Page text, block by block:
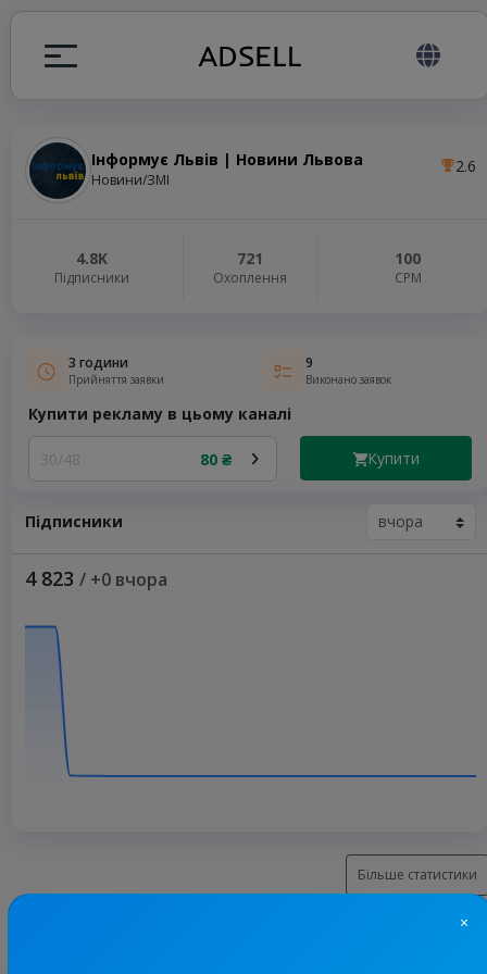
Інформує Львів | Новини Львова
Новини/ЗМІ
2.6
4.8K
Підписники
721
Охоплення
100
СРМ
3 години
Прийняття заявки
9
Виконано заявок
Купити рекламу в цьому каналі
30/48 80 ₴ Купити
Підписники
4 823 / +0 вчора
Більше статистики
×